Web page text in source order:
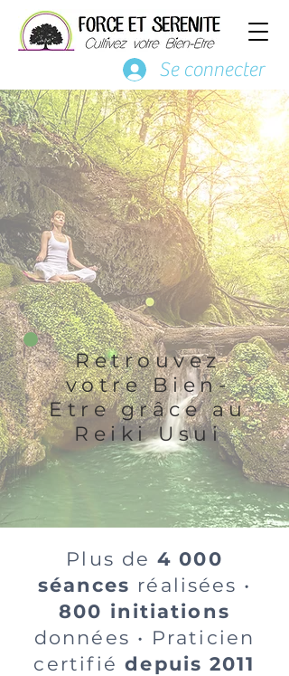
Se connecter
Retrouvez
votre Bien-
Etre grâce au
Reiki Usui
Plus de4 000
séances réalisées •
800 initiations
données • Praticien
certifiédepuis 2011